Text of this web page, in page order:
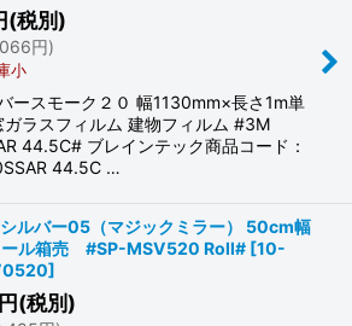
(税別)
円)
小
ースモーク２０ 幅1130mm×長さ1m単
ガラスフィルム 建物フィルム #3M
44.5C# ブレインテック商品コード：
44.5C …
ルバー05（マジックミラー） 50cm幅
ル箱売 #SP-MSV520 Roll# [10-
]
円(税別)